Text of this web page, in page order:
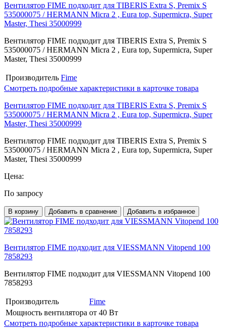
Вентилятор FIME подходит для TIBERIS Extra S, Premix S
535000075 / HERMANN Micra 2 , Eura top, Supermicra, Super
Master, Thesi 35000999
Вентилятор FIME подходит для TIBERIS Extra S, Premix S
535000075 / HERMANN Micra 2 , Eura top, Supermicra, Super
Master, Thesi 35000999
Производитель Fime
Смотреть подробные характеристики в карточке товара
Вентилятор FIME подходит для TIBERIS Extra S, Premix S
535000075 / HERMANN Micra 2 , Eura top, Supermicra, Super
Master, Thesi 35000999
Вентилятор FIME подходит для TIBERIS Extra S, Premix S
535000075 / HERMANN Micra 2 , Eura top, Supermicra, Super
Master, Thesi 35000999
Цена:
По запросу
В корзину Добавить в сравнение Добавить в избранное
Вентилятор FIME подходит для VIESSMANN Vitopend 100
7858293
Вентилятор FIME подходит для VIESSMANN Vitopend 100
7858293
Производитель
Fime
Мощность вентилятора от 40 Вт
Смотреть подробные характеристики в карточке товара